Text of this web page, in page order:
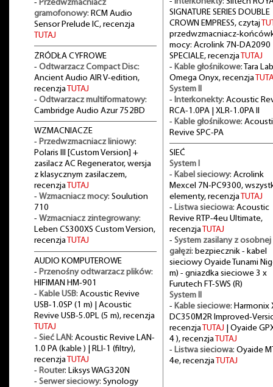
- Przedwzmacniacz
gramofonowy: RCM Audio
Sensor Prelude IC, recenzja
TUTAJ
ŻRÓDŁA CYFROWE
- Odtwarzacz Compact Disc:
Ancient Audio AIR V-edition,
recenzjaTUTAJ
- Odtwarzacz multiformatowy:
Cambridge Audio Azur 752BD
WZMACNIACZE
- Przedwzmacniacz liniowy:
Polaris III [Custom Version] +
zasilacz AC Regenerator, wersja
z klasycznym zasilaczem,
recenzja TUTAJ
- Wzmacniacz mocy: Soulution
710
- Wzmacniacz zintegrowany:
Leben CS300XS Custom Version,
recenzja TUTAJ
AUDIO KOMPUTEROWE
- Przenośny odtwarzacz plików:
HIFIMAN HM-901
- Kable USB: Acoustic Revive
USB-1.0SP (1 m) | Acoustic
Revive USB-5.0PL (5 m), recenzja
TUTAJ
- Sieć LAN: Acoustic Revive LAN-
1.0 PA (kable ) | RLI-1 (filtry),
recenzja TUTAJ
- Router: Liksys WAG320N
- Serwer sieciowy: Synology
SIGNATURE SERIES DOUBLE
CROWN EMPRESS, czytaj
przedwzmacniacz-
mocy: Acrolink 7N-DA2090
SPECIALE, recenzjaTUTAJ
- Kable głośnikowe: Tara
Omega Onyx, recenzja
System II
- Interkonekty: Acoustic
RCA-1.0PA | XLR-1.0PA II
- Kable głośnikowe:
Revive SPC-PA
SIEĆ
System I
- Kabel sieciowy: Acrolink
Mexcel 7N-PC9300,
elementy, recenzja TUTAJ
- Listwa sieciowa: Acoustic
Revive RTP-4eu Ultimate,
recenzja TUTAJ
- System zasilany z osobnej
gałęzi: bezpiecznik - kabel
sieciowy Oyaide Tunami
m) - gniazdka sieciowe 3 x
Furutech FT-SWS (R)
System II
- Kable sieciowe: Harmonix
DC350M2R Improved-
recenzja TUTAJ | Oyaide
4 ), recenzja TUTAJ
- Listwa sieciowa: Oyaide
4e, recenzja TUTAJ